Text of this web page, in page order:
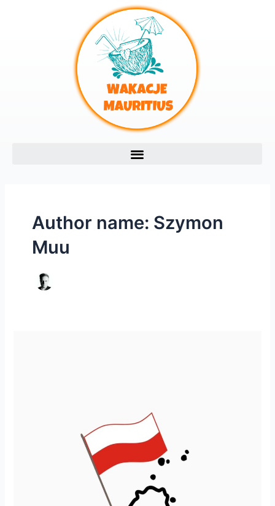
Author name: Szymon
Muu